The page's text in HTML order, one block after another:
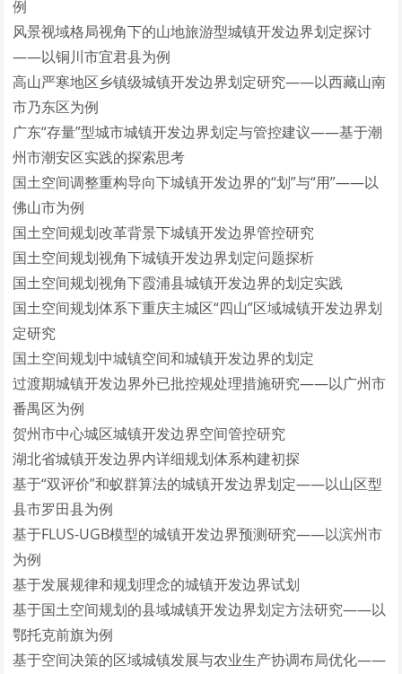
例
风景视域格局视角下的山地旅游型城镇开发边界划定探讨
——以铜川市宜君县为例
高山严寒地区乡镇级城镇开发边界划定研究——以西藏山南
市乃东区为例
广东“存量”型城市城镇开发边界划定与管控建议——基于潮
州市潮安区实践的探索思考
国土空间调整重构导向下城镇开发边界的“划”与“用”——以
佛山市为例
国土空间规划改革背景下城镇开发边界管控研究
国土空间规划视角下城镇开发边界划定问题探析
国土空间规划视角下霞浦县城镇开发边界的划定实践
国土空间规划体系下重庆主城区“四山”区域城镇开发边界划
定研究
国土空间规划中城镇空间和城镇开发边界的划定
过渡期城镇开发边界外已批控规处理措施研究——以广州市
番禺区为例
贺州市中心城区城镇开发边界空间管控研究
湖北省城镇开发边界内详细规划体系构建初探
基于“双评价”和蚁群算法的城镇开发边界划定——以山区型
县市罗田县为例
基于FLUS-UGB模型的城镇开发边界预测研究——以滨州市
为例
基于发展规律和规划理念的城镇开发边界试划
基于国土空间规划的县域城镇开发边界划定方法研究——以
鄂托克前旗为例
基于空间决策的区域城镇发展与农业生产协调布局优化——